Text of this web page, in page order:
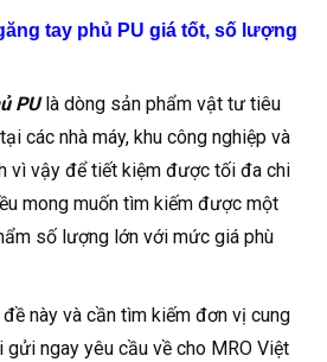
tay phủ PU giá tốt, số lượng
PUlà dòng sản phẩm vật tư tiêu
các nhà máy, khu công nghiệp và
vì vậy để tiết kiệm được tối đa chi
mong muốn tìm kiếm được một
số lượng lớn với mức giá phù
này và cần tìm kiếm đơn vị cung
ngay yêu cầu về cho MRO Việt